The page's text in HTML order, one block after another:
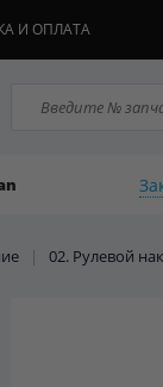
И ОПЛАТА
| 02. Рулевой